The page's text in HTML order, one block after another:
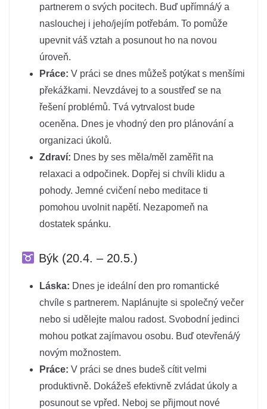
partnerem o svých pocitech. Buď upřímná/ý a
naslouchej i jeho/jejím potřebám. To pomůže
upevnit váš vztah a posunout ho na novou
úroveň.
Práce: V práci se dnes můžeš potýkat s menšími
překážkami. Nevzdávej to a soustřeď se na
řešení problémů. Tvá vytrvalost bude
oceněna. Dnes je vhodný den pro plánování a
organizaci úkolů.
Zdraví: Dnes by ses měla/měl zaměřit na
relaxaci a odpočinek. Dopřej si chvíli klidu a
pohody. Jemné cvičení nebo meditace ti
pomohou uvolnit napětí. Nezapomeň na
dostatek spánku.
Býk (20.4. – 20.5.)
Láska: Dnes je ideální den pro romantické
chvíle s partnerem. Naplánujte si společný večer
nebo si udělejte malou radost. Svobodní jedinci
mohou potkat zajímavou osobu. Buď otevřená/ý
novým možnostem.
Práce: V práci se dnes budeš cítit velmi
produktivně. Dokážeš efektivně zvládat úkoly a
posunout se vpřed. Neboj se přijmout nové